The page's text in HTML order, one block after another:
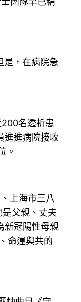
是，在病院急
名透析患
進進病院接收
。
上海市三八
父親、丈夫
新冠陽性母親
命運與共的